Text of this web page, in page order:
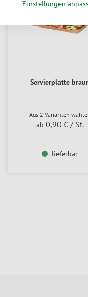
Servierplatte
Aus 2 Varianten
ab 0,90 € / St.
lieferbar
Einstellungen